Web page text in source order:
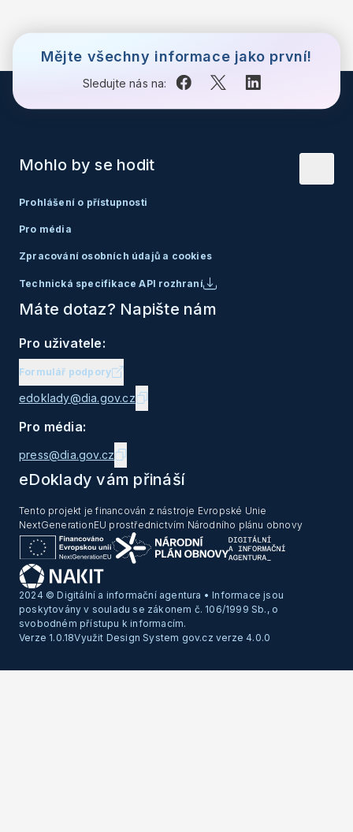
Mějte všechny informace jako první!
Sledujte nás na:
Mohlo by se hodit
Prohlášení o přístupnosti
Pro média
Zpracování osobních údajů a cookies
Technická specifikace API rozhraní
Máte dotaz? Napište nám
Pro uživatele:
Formulář podpory
edoklady@dia.gov.cz
Pro média:
press@dia.gov.cz
eDoklady vám přináší
Tento projekt je financován z nástroje Evropské Unie
NextGenerationEU prostřednictvím Národního plánu obnovy
2024 © Digitální a informační agentura • Informace jsou
poskytovány v souladu se zákonem č. 106/1999 Sb., o
svobodném přístupu k informacím.
Verze 1.0.18Využit Design System gov.cz verze 4.0.0